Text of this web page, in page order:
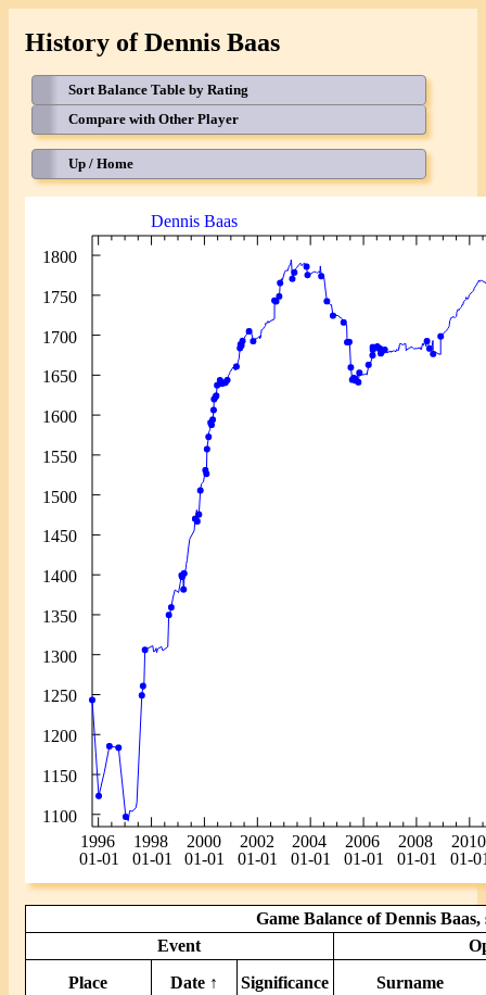
History of Dennis Baas
Sort Balance Table by Rating
Compare with Other Player
Up / Home
Game Balance of Dennis
Event
Place
Date ↑ Significance Surname